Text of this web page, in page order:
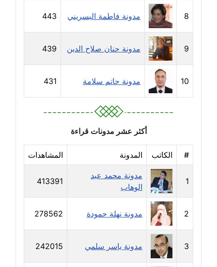
مدونة رشيد سبابو
عاملة
مدونة رفعت عراقي
عاملة
مدونة رهام معلا
مدونة ريهام الخميسي
مدونة زينات مطاوع
عاملة
مدونة زينب ابو الفضل
عاملة
مدونة زينب حمدي
عاملة
8 مدونة فاطمة البسريني 443
9 مدونة حنان صلاح الدين 439
10 مدونة حاتم سلامة 431
أكثر عشر مدونات قراءة
# الكاتب المدونة المشاهدات
1
مدونة محمد عبد
الوهاب
413391
2 مدونة نهلة حمودة 278562
3 مدونة ياسر سلمي 242015